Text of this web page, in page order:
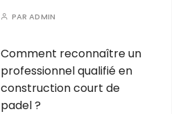
PARADMIN
Comment reconnaître un
professionnel qualifié en
construction court de
padel ?